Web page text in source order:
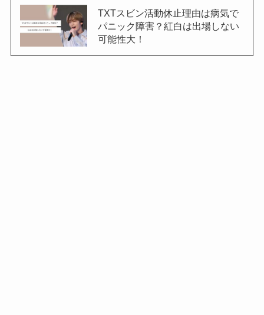
TXTスビン活動休止理由は病気で
パニック障害？紅白は出場しない
可能性大！